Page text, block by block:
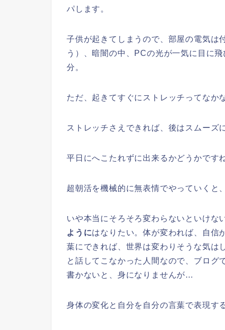
パします。
子供が起きてしまうので、部屋の電気は
う）、暗闇の中、PCの光が一気に目に
分。
ただ、起きてすぐにストレッチってなか
ストレッチさえできれば、後はスムーズ
平日にへこたれずに出来るかどうかです
超朝活を機械的に無表情でやっていくと
いや本当にそろそろ変わらないといけな
ようにはなりたい。体が変われば、自信
葉にできれば、世界は変わりそうな気は
と話してこなかった人間なので、ブログ
書かないと、身になりませんが…
身体の変化と自分を自分の言葉で表現す